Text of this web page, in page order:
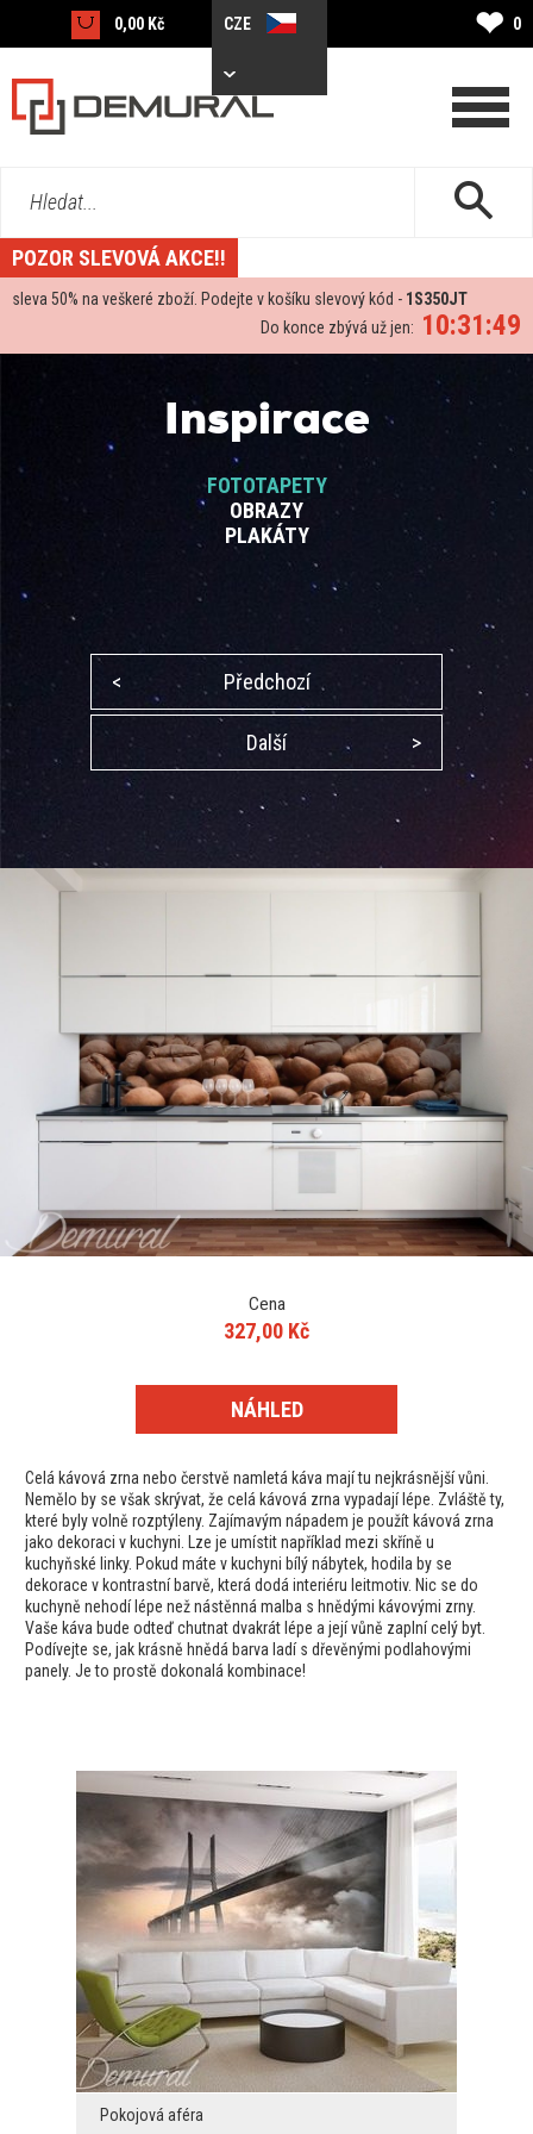
0,00 Kč CZE ❤ 0
Hledat...
POZOR SLEVOVÁ AKCE!!
sleva 50% na veškeré zboží. Podejte v košíku slevový kód - 1S350JT
10:31:48
Do konce zbývá už jen:
Inspirace
FOTOTAPETY
OBRAZY
PLAKÁTY
< Předchozí
Další >
Cena
327,00 Kč
NÁHLED
Celá kávová zrna nebo čerstvě namletá káva mají tu nejkrásnější vůni.
Nemělo by se však skrývat, že celá kávová zrna vypadají lépe. Zvláště ty,
které byly volně rozptýleny. Zajímavým nápadem je použít kávová zrna
jako dekoraci v kuchyni. Lze je umístit například mezi skříně u
kuchyňské linky. Pokud máte v kuchyni bílý nábytek, hodila by se
dekorace v kontrastní barvě, která dodá interiéru leitmotiv. Nic se do
kuchyně nehodí lépe než nástěnná malba s hnědými kávovými zrny.
Vaše káva bude odteď chutnat dvakrát lépe a její vůně zaplní celý byt.
Podívejte se, jak krásně hnědá barva ladí s dřevěnými podlahovými
panely. Je to prostě dokonalá kombinace!
Pokojová aféra